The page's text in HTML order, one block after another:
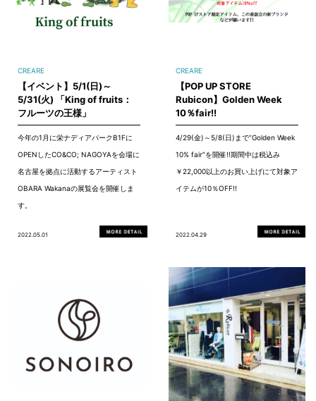
CREARE
【イベント】5/1(日)～
5/31(火) 「King of fruits：
フルーツの王様」
今年の1月に栄ナディアパークB1Fに
OPENしたCO&CO; NAGOYAを会場に
名古屋を拠点に活動するアーティスト
OBARA Wakanaの展覧会を開催しま
す。
2022.05.01
CREARE
【POP UP STORE
Rubicon】Golden Week
10％fair!!
4/29(金)～5/8(日)まで”Golden Week
10% fair”を開催!!期間中は税込み
￥22,000以上のお買い上げにて対象ア
イテムが10％OFF!!
2022.04.29